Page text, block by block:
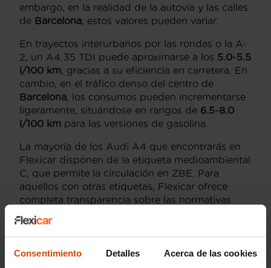
Consentimiento Detalles Acerca de las cookies
embargo, en la realidad de la autovía y las calles
de Barcelona, estos valores pueden variar.
En trayectos interurbanos por las rondas o la A-
2, un A4 35 TDI puede aproximarse a los 5.0-5.5
l/100 km, gracias a su eficiencia en carretera. En
cambio, en el tráfico denso del centro de
Barcelona, los consumos pueden incrementarse
ligeramente, situándose en rangos de 6.5-8.0
l/100 km para las versiones de gasolina.
La mayoría de los Audi A4 que encontrarás en
Flexicar disponen de la etiqueta medioambiental
C, que permite la circulación en ZBE. Para
aquellos con otras etiquetas, Flexicar ofrece
completa transparencia sobre las normativas
vigentes, permitiendo planificar el uso del
vehículo en función de las necesidades y
facilitando opciones de aparcamiento disuasorio
si la frecuencia de uso en el centro es baja.